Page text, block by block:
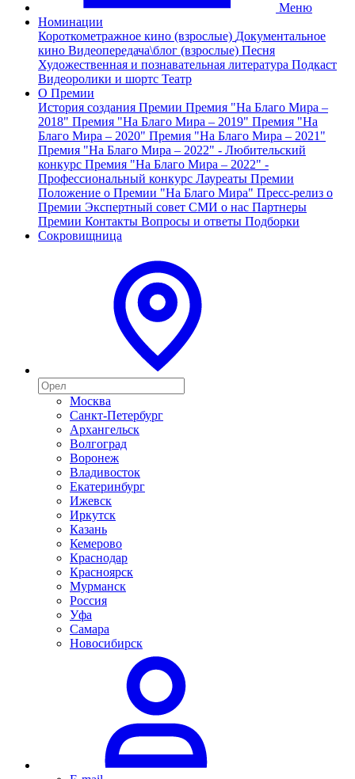
Меню
Номинации
Короткометражное кино (взрослые) Документальное
кино Видеопередача\блог (взрослые) Песня
Художественная и познавательная литература Подкаст
Видеоролики и шортс Театр
О Премии
История создания Премии Премия "На Благо Мира –
2018" Премия "На Благо Мира – 2019" Премия "На
Благо Мира – 2020" Премия "На Благо Мира – 2021"
Премия "На Благо Мира – 2022" - Любительский
конкурс Премия "На Благо Мира – 2022" -
Профессиональный конкурс Лауреаты Премии
Положение о Премии "На Благо Мира" Пресс-релиз о
Премии Экспертный совет СМИ о нас Партнеры
Премии Контакты Вопросы и ответы Подборки
Сокровищница
Москва
Санкт-Петербург
Архангельск
Волгоград
Воронеж
Владивосток
Екатеринбург
Ижевск
Иркутск
Казань
Кемерово
Краснодар
Красноярск
Мурманск
Россия
Уфа
Самара
Новосибирск